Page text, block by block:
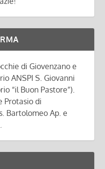
di Giovenzano e
ANSPI S. Giovanni
“il Buon Pastore”).
Protasio di
Bartolomeo Ap. e